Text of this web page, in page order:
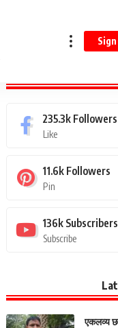
235.3k Followers
Like
11.6k Followers
Pin
136k Subscribers
Subscribe
एकलव्य